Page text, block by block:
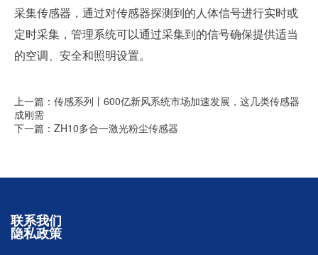
采集传感器，通过对传感器探测到的人体信号进行实时或
定时采集，管理系统可以通过采集到的信号确保提供适当
的空调、安全和照明设置。
上一篇：传感系列丨600亿新风系统市场加速发展，这几类传感器
成刚需
下一篇：ZH10多合一激光粉尘传感器
联系我们
隐私政策